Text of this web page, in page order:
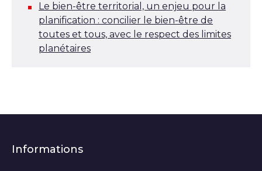
Le bien-être territorial, un enjeu pour la
planification : concilier le bien-être de
toutes et tous, avec le respect des limites
planétaires
Informations